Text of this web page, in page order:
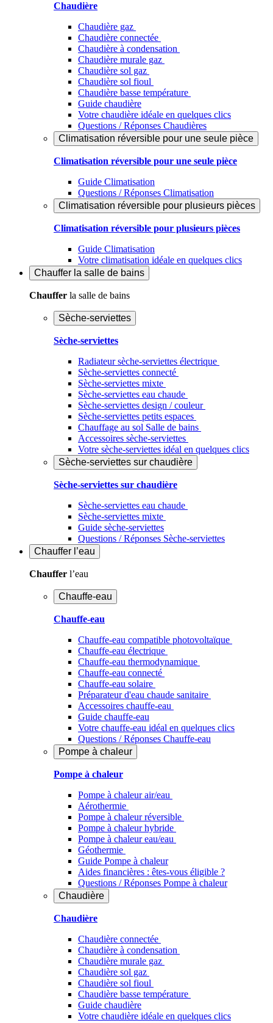
Chaudière
Chaudière gaz
Chaudière connectée
Chaudière à condensation
Chaudière murale gaz
Chaudière sol gaz
Chaudière sol fioul
Chaudière basse température
Guide chaudière
Votre chaudière idéale en quelques clics
Questions / Réponses Chaudières
Climatisation réversible pour une seule pièce
Climatisation réversible pour une seule pièce
Guide Climatisation
Questions / Réponses Climatisation
Climatisation réversible pour plusieurs pièces
Climatisation réversible pour plusieurs pièces
Guide Climatisation
Votre climatisation idéale en quelques clics
Chauffer la salle de bains
Chauffer la salle de bains
Sèche-serviettes
Sèche-serviettes
Radiateur sèche-serviettes électrique
Sèche-serviettes connecté
Sèche-serviettes mixte
Sèche-serviettes eau chaude
Sèche-serviettes design / couleur
Sèche-serviettes petits espaces
Chauffage au sol Salle de bains
Accessoires sèche-serviettes
Votre sèche-serviettes idéal en quelques clics
Sèche-serviettes sur chaudière
Sèche-serviettes sur chaudière
Sèche-serviettes eau chaude
Sèche-serviettes mixte
Guide sèche-serviettes
Questions / Réponses Sèche-serviettes
Chauffer l’eau
Chauffer l’eau
Chauffe-eau
Chauffe-eau
Chauffe-eau compatible photovoltaïque
Chauffe-eau électrique
Chauffe-eau thermodynamique
Chauffe-eau connecté
Chauffe-eau solaire
Préparateur d'eau chaude sanitaire
Accessoires chauffe-eau
Guide chauffe-eau
Votre chauffe-eau idéal en quelques clics
Questions / Réponses Chauffe-eau
Pompe à chaleur
Pompe à chaleur
Pompe à chaleur air/eau
Aérothermie
Pompe à chaleur réversible
Pompe à chaleur hybride
Pompe à chaleur​ eau/eau
Géothermie
Guide Pompe à chaleur
Aides financières : êtes-vous éligible ?
Questions / Réponses Pompe à chaleur
Chaudière
Chaudière
Chaudière connectée
Chaudière à condensation
Chaudière murale gaz
Chaudière sol gaz
Chaudière sol fioul
Chaudière basse température
Guide chaudière
Votre chaudière idéale en quelques clics